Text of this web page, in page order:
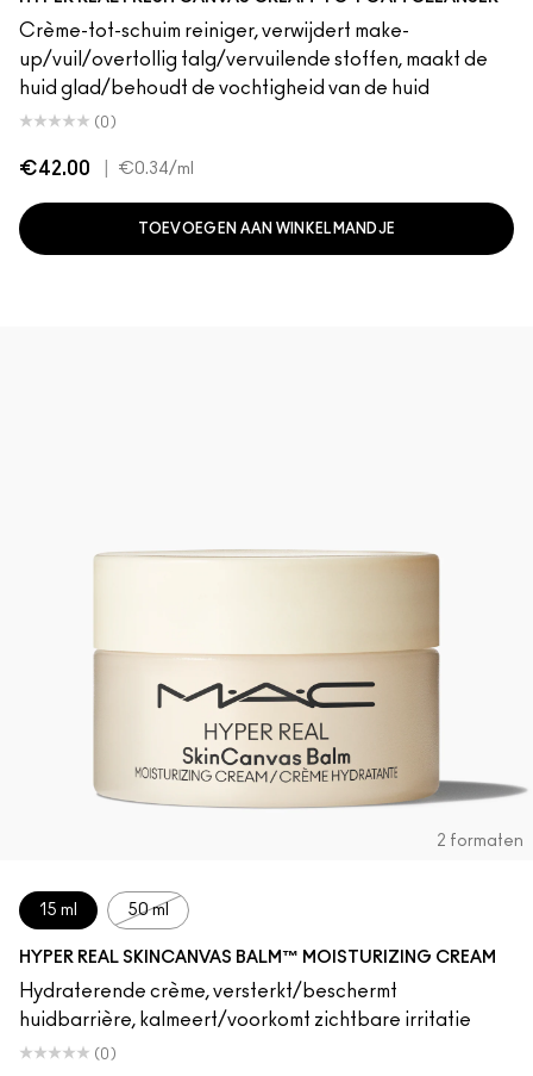
Crème-tot-schuim reiniger, verwijdert make-
up/vuil/overtollig talg/vervuilende stoffen, maakt de
huid glad/behoudt de vochtigheid van de huid
(0)
€42.00 €0.34/ml
TOEVOEGEN AAN WINKELMANDJE
2 formaten
15 ml 50 ml
HYPER REAL SKINCANVAS BALM™ MOISTURIZING CREAM
Hydraterende crème, versterkt/beschermt
huidbarrière, kalmeert/voorkomt zichtbare irritatie
(0)